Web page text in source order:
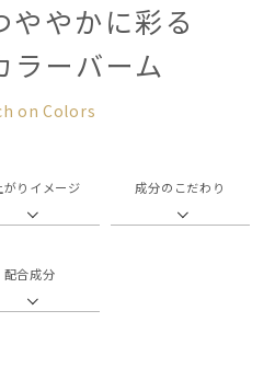
ややかに彩る
ラーバーム
on Colors
がりイメージ 成分のこだわり
配合成分